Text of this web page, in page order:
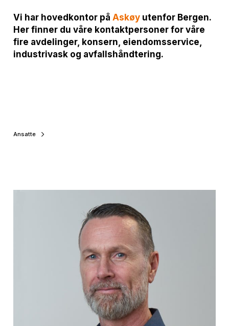
Vi har hovedkontor på Askøy utenfor Bergen.
Her finner du våre kontaktpersoner for våre
fire avdelinger, konsern, eiendomsservice,
industrivask og avfallshåndtering.
Ansatte